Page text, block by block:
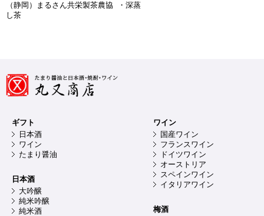
（静岡）
まるさん共栄製茶農協 ・深蒸
し茶
ギフト
日本酒
ワイン
たまり醤油
日本酒
大吟醸
純米吟醸
純米酒
ワイン
国産ワイン
フランスワイン
ドイツワイン
オーストリア
スペインワイン
イタリアワイン
梅酒